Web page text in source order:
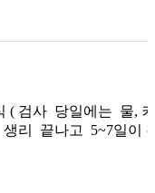
검사 당일에는 물,
리 끝나고 5~7일이